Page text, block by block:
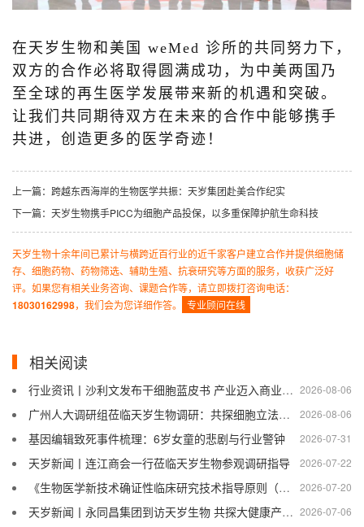
在天岁生物和美国 weMed 诊所的共同努力下，
双方的合作必将取得圆满成功，为中美两国乃
至全球的再生医学发展带来新的机遇和突破。
让我们共同期待双方在未来的合作中能够携手
共进，创造更多的医学奇迹！
上一篇：跨越东西海岸的生物医学共振：天岁集团赴美合作纪实
下一篇：天岁生物携手PICC为细胞产品投保，以多重保障护航生命科技
天岁生物十余年间已累计与横跨近百行业的近千家客户建立合作并提供细胞储
存、细胞药物、药物筛选、辅助生殖、抗衰研究等方面的服务，收获广泛好
评。如果您有相关业务咨询、课题合作等，请立即拨打咨询电话：
18030162998，我们会为您详细作答。 专业顾问在线
相关阅读
2026-08-06
行业资讯丨沙利文发布干细胞蓝皮书 产业迈入商业化拐点
2026-08-06
广州人大调研组莅临天岁生物调研：共探细胞立法与产业合作
2026-07-31
基因编辑致死事件梳理：6岁女童的悲剧与行业警钟
2026-07-22
天岁新闻丨连江商会一行莅临天岁生物参观调研指导
2026-07-20
《生物医学新技术确证性临床研究技术指导原则（第1版）》发布，行业规范化再进一步
2026-07-06
天岁新闻丨永同昌集团到访天岁生物 共探大健康产业融合新路径